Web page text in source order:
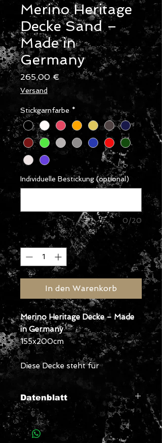
Merino Heritage
Decke Sand –
Made in
Germany
265,00 € Preis
Versand
Stickgarnfarbe *
Individuelle Bestickung (optional)
0/20
Anzahl *
In den Warenkorb
Merino Heritage Decke – Made
in Germany
155x200cm
Diese Decke steht für
und echte Handwerksqualität.
Gefertigt aus ausgewählter
Merinowolle süddeutscher
Schäfer, vereint sie natürliche
Herkunft mit
Datenblatt
Merino Heritage Decke
Material:
100 % Merinowolle
Herkunft der